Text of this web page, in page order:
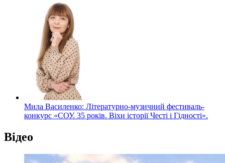
Мила Василенко: Літературно-музичний фестиваль-
конкурс «СОУ. 35 років. Віхи історії Честі і Гідності».
Відео